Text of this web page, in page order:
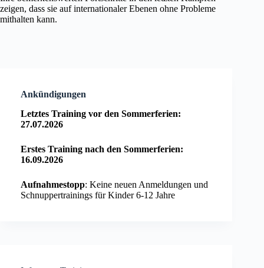
zeigen, dass sie auf internationaler Ebenen ohne Probleme
mithalten kann.
Ankündigungen
Letztes Training vor den Sommerferien:
27.07.2026
Erstes Training nach den Sommerferien:
16.09.2026
Aufnahmestopp: Keine neuen Anmeldungen und
Schnuppertrainings für Kinder 6-12 Jahre